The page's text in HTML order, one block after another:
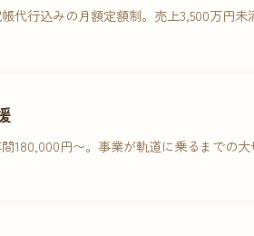
代行込みの月額定額制。売上3,500万円
180,000円〜。事業が軌道に乗るまでの